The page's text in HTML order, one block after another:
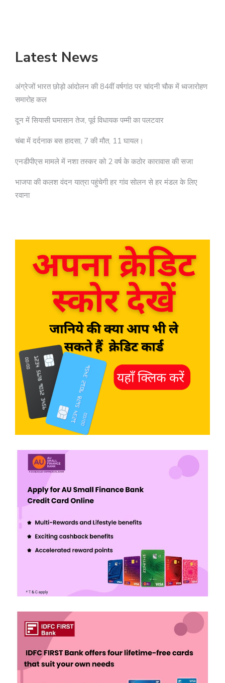
Latest News
अंग्रेजों भारत छोड़ो आंदोलन की 84वीं वर्षगांठ पर चांदनी चौक में ध्वजारोहण
समारोह कल
दून में सियासी घमासान तेज, पूर्व विधायक पम्मी का पलटवार
चंबा में दर्दनाक बस हादसा, 7 की मौत, 11 घायल।
एनडीपीएस मामले में नशा तस्कर को 2 वर्ष के कठोर कारावास की सजा
भाजपा की कलश वंदन यात्रा पहुंचेगी हर गांव सोलन से हर मंडल के लिए
रवाना